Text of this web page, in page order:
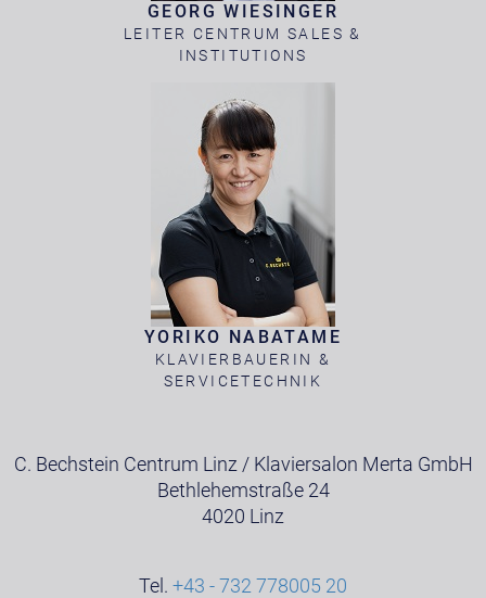
GEORG WIESINGER
LEITER CENTRUM SALES &
INSTITUTIONS
YORIKO NABATAME
KLAVIERBAUERIN &
SERVICETECHNIK
C. Bechstein Centrum Linz / Klaviersalon Merta GmbH
Bethlehemstraße 24
4020 Linz
Tel. +43 - 732 778005 20